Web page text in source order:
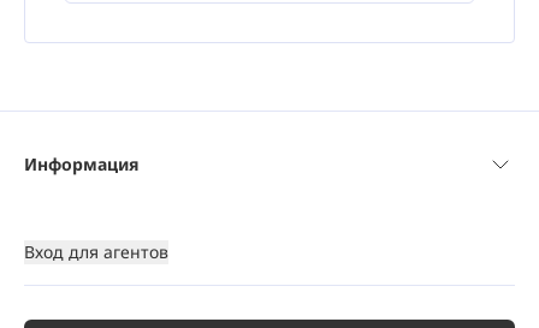
Информация
Вход для агентов